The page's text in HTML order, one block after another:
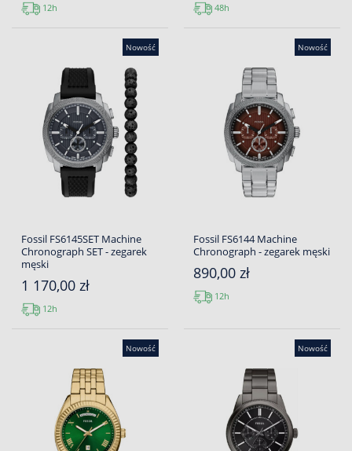
12h 48h
Nowość
Fossil FS6145SET Machine
Chronograph SET - zegarek
męski
1 170,00 zł
12h
Nowość
Fossil FS6144 Machine
Chronograph - zegarek męski
890,00 zł
12h
Nowość Nowość